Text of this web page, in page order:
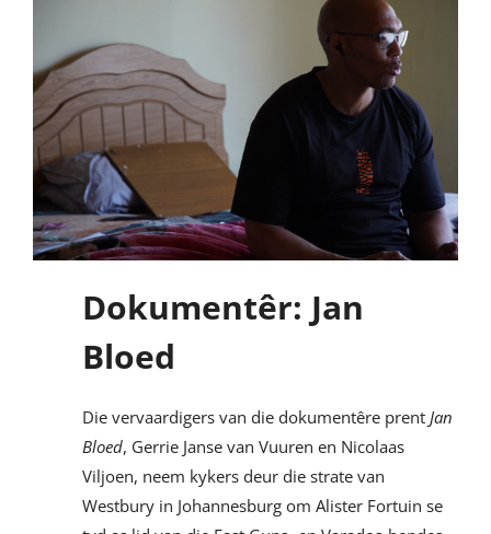
Dokumentêr: Jan
Bloed
Die vervaardigers van die dokumentêre prent Jan
Bloed, Gerrie Janse van Vuuren en Nicolaas
Viljoen, neem kykers deur die strate van
Westbury in Johannesburg om Alister Fortuin se